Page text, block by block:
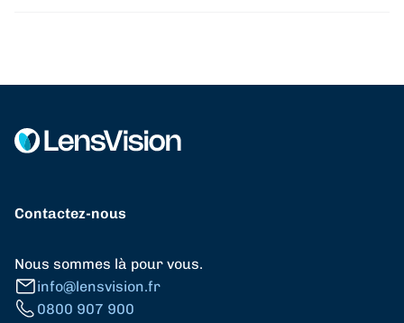
Contactez-nous
Nous sommes là pour vous.
info@lensvision.fr
0800 907 900